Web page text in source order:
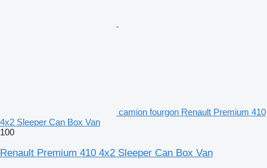
camion fourgon Renault Premium 410
4x2 Sleeper Can Box Van
100
Renault Premium 410 4x2 Sleeper Can Box Van